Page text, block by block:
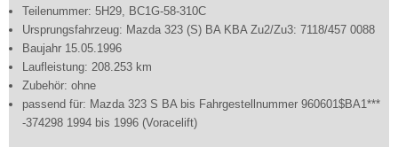
Teilenummer: 5H29, BC1G-58-310C
Ursprungsfahrzeug: Mazda 323 (S) BA KBA Zu2/Zu3: 7118/457 0088
Baujahr 15.05.1996
Laufleistung: 208.253 km
Zubehör: ohne
passend für: Mazda 323 S BA bis Fahrgestellnummer 960601$BA1***
-374298 1994 bis 1996 (Voracelift)